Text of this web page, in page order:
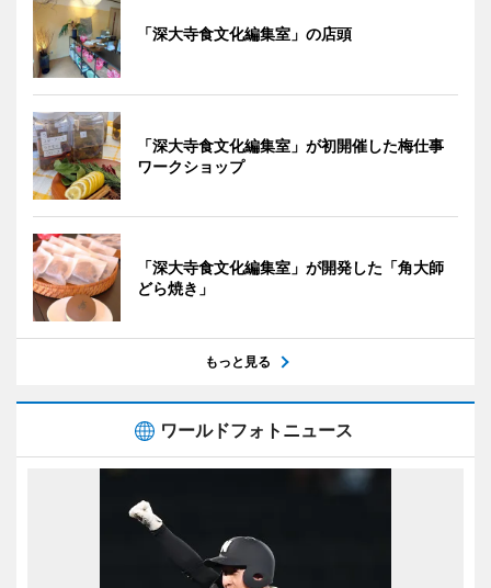
「深大寺食文化編集室」の店頭
「深大寺食文化編集室」が初開催した梅仕事
ワークショップ
「深大寺食文化編集室」が開発した「角大師
どら焼き」
もっと見る
ワールドフォトニュース